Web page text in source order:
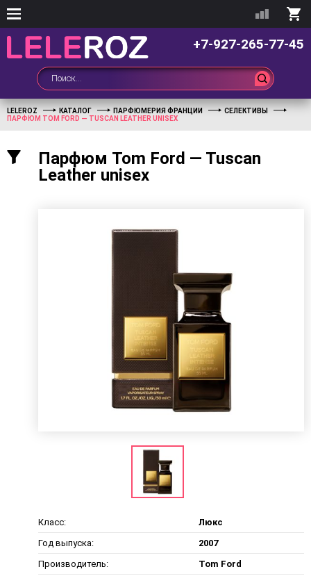
+7-927-265-77-45
LELEROZ КАТАЛОГ ПАРФЮМЕРИЯ ФРАНЦИИ
СЕЛЕКТИВЫ
ПАРФЮМ TOM FORD — TUSCAN LEATHER UNISEX
Парфюм Tom Ford — Tuscan
Leather unisex
Класс:
Люкс
Год выпуска:
2007
Производитель:
Tom Ford